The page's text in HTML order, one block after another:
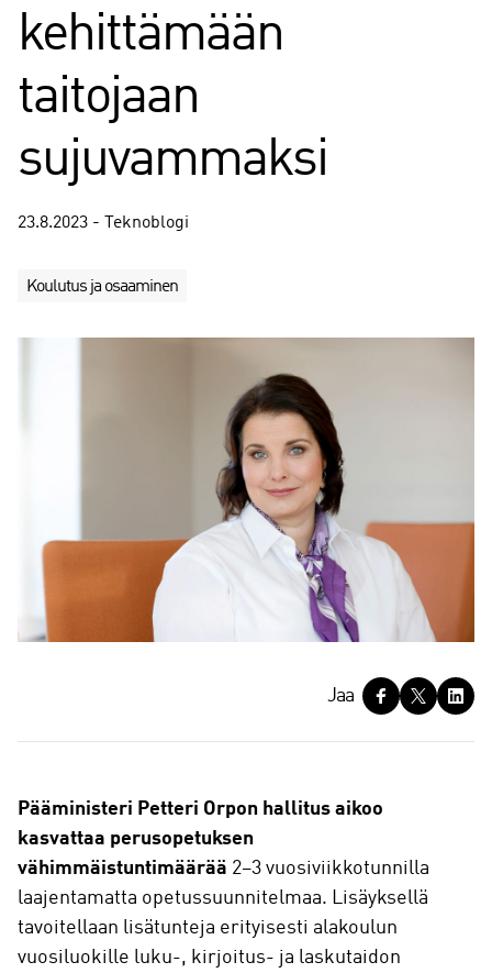
kehittämään
taitojaan
sujuvammaksi
23.8.2023 - Teknoblogi
Koulutus ja osaaminen
a
Jaa
Pääministeri Petteri Orpon hallitus aikoo
kasvattaa perusopetuksen
vähimmäistuntimäärää 2–3 vuosiviikkotunnilla
laajentamatta opetussuunnitelmaa. Lisäyksellä
tavoitellaan lisätunteja erityisesti alakoulun
vuosiluokille luku-, kirjoitus- ja laskutaidon